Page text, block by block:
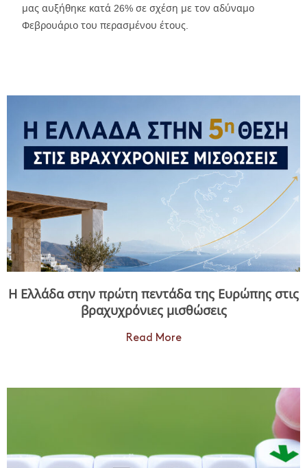
μας αυξήθηκε κατά 26% σε σχέση με τον αδύναμο
Φεβρουάριο του περασμένου έτους.
Η Ελλάδα στην πρώτη πεντάδα της Ευρώπης στις
βραχυχρόνιες μισθώσεις
Read More